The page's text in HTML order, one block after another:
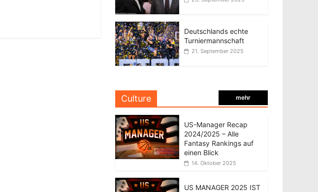
Deutschlands echte
Turniermannschaft
21. September 2025
Culture mehr
US-Manager Recap
2024/2025 – Alle
Fantasy Rankings auf
einen Blick
14. Oktober 2025
US MANAGER 2025 IST